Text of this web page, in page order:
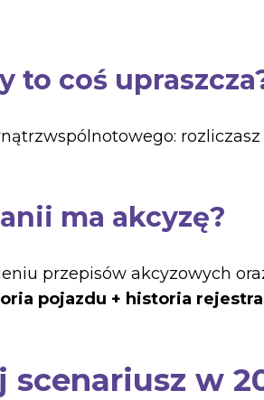
to coś
rozliczasz
ma akcyzę?
przepisów akcyzowych
pojazdu + historia
scenariusz w